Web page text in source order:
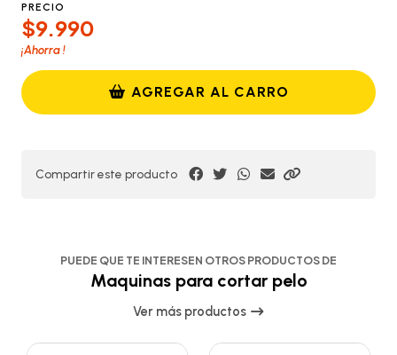
PRECIO
$9.990
¡Ahorra!
AGREGAR AL CARRO
Compartir este producto
PUEDE QUE TE INTERESEN OTROS PRODUCTOS DE
Maquinas para cortar pelo
Ver más productos